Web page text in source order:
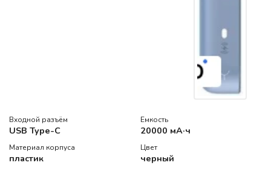
Входной разъём
USB Type-C
Емкость
20000 мА·ч
Материал корпуса
пластик
Цвет
черный